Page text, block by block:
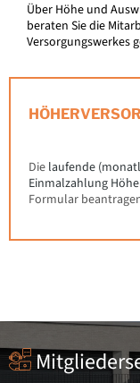
Über Höhe und
beraten Sie die
Versorgungswerkes
Die laufende
Einmalzahlung
Formular